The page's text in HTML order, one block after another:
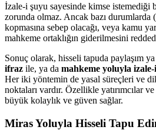
İzale-i şuyu sayesinde kimse istemediği
zorunda olmaz. Ancak bazı durumlarda
kopmasına sebep olacağı, veya kamu
mahkeme ortaklığın giderilmesini
Sonuç olarak, hisseli tapuda paylaşım ya
ifraz ile, ya da mahkeme yoluyla izale-
Her iki yöntemin de yasal süreçleri ve
noktaları vardır. Özellikle yatırımcılar
büyük kolaylık ve güven sağlar.
Miras Yoluyla Hisseli Tapu